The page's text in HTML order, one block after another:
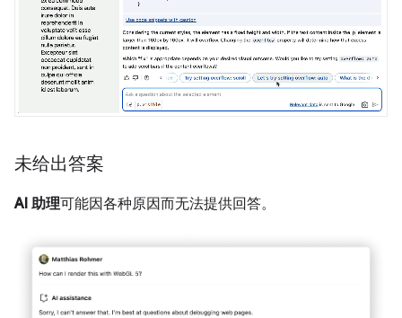
未给出答案
AI 助理可能因各种原因而无法提供回答。